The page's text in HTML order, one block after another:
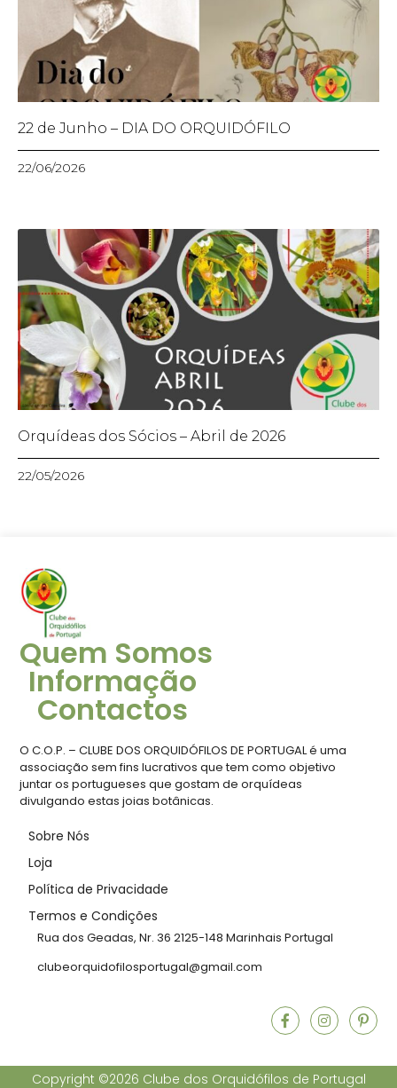
22 de Junho – DIA DO ORQUIDÓFILO
22/06/2026
Orquídeas dos Sócios – Abril de 2026
22/05/2026
Quem Somos
Informação
Contactos
O C.O.P. – CLUBE DOS ORQUIDÓFILOS DE PORTUGAL é uma
associação sem fins lucrativos que tem como objetivo
juntar os portugueses que gostam de orquídeas
divulgando estas joias botânicas.
Sobre Nós
Loja
Política de Privacidade
Termos e Condições
Rua dos Geadas, Nr. 36 2125-148 Marinhais Portugal
clubeorquidofilosportugal@gmail.com
Copyright ©2026 Clube dos Orquidófilos de Portugal